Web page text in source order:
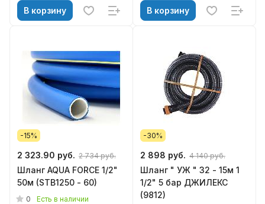
В корзину В корзину
-15%
2 323.90 руб. 2 734 руб.
Шланг AQUA FORCE 1/2"
50м (STB1250 - 60)
0 Есть в наличии
-30%
2 898 руб. 4 140 руб.
Шланг " УЖ " 32 - 15м 1
1/2" 5 бар ДЖИЛЕКС
(9812)